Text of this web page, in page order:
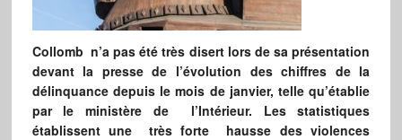
Collomb n’a pas été très disert lors de sa présentation
devant la presse de l’évolution des chiffres de la
délinquance depuis le mois de janvier, telle qu’établie
par le ministère de l’Intérieur. Les statistiques
établissent une très forte hausse des violences